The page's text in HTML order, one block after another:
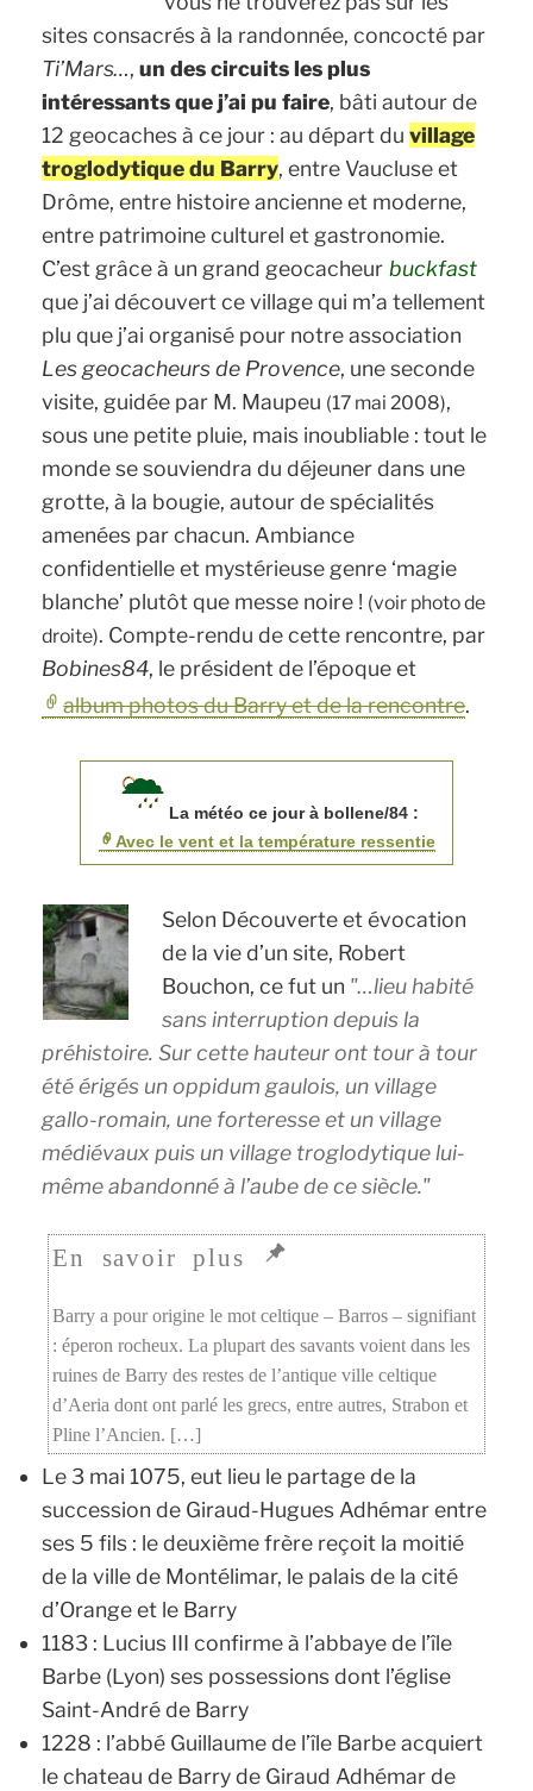
Soucy »
sites consacrés à la randonnée, concocté par
Ti’Mars…,un des circuits les plus
intéressants que j’ai pu faire, bâti autour de
12 geocaches à ce jour : au départ duvillage
troglodytique du Barry, entre Vaucluse et
Drôme, entre histoire ancienne et moderne,
entre patrimoine culturel et gastronomie.
C’est grâce à un grand geocacheur buckfast
que j’ai découvert ce village qui m’a tellement
plu que j’ai organisé pour notre association
Les geocacheurs de Provence, une seconde
visite, guidée par M. Maupeu (17 mai 2008),
sous une petite pluie, mais inoubliable : tout le
monde se souviendra du déjeuner dans une
grotte, à la bougie, autour de spécialités
amenées par chacun. Ambiance
confidentielle et mystérieuse genre ‘magie
blanche’ plutôt que messe noire ! (voir photo de
droite). Compte-rendu de cette rencontre, par
Bobines84, le président de l’époque et
album photos du Barry et de la rencontre.
La météo ce jour à bollene/84 :
Avec le vent et la température ressentie
Selon Découverte et évocation
de la vie d’un site, Robert
Bouchon, ce fut un …lieu habité
sans interruption depuis la
préhistoire. Sur cette hauteur ont tour à tour
été érigés un oppidum gaulois, un village
gallo-romain, une forteresse et un village
médiévaux puis un village troglodytique lui-
même abandonné à l’aube de ce siècle.
Barry a pour origine le mot celtique – Barros – signifiant
: éperon rocheux. La plupart des savants voient dans les
ruines de Barry des restes de l’antique ville celtique
d’Aeria dont ont parlé les grecs, entre autres, Strabon et
Pline l’Ancien. […]
Le 3 mai 1075, eut lieu le partage de la
succession de Giraud-Hugues Adhémar entre
ses 5 fils : le deuxième frère reçoit la moitié
de la ville de Montélimar, le palais de la cité
d’Orange et le Barry
1183 : Lucius III confirme à l’abbaye de l’île
Barbe (Lyon) ses possessions dont l’église
Saint-André de Barry
1228 : l’abbé Guillaume de l’île Barbe acquiert
le chateau de Barry de Giraud Adhémar de